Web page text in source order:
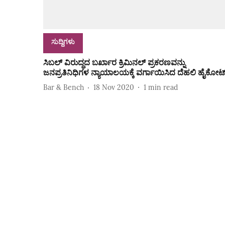
ಸುದ್ದಿಗಳು
ಸಿಬಲ್ ವಿರುದ್ಧದ ಬರ್ಖಾರ ಕ್ರಿಮಿನಲ್‌ ಪ್ರಕರಣವನ್ನು
ಜನಪ್ರತಿನಿಧಿಗಳ ನ್ಯಾಯಾಲಯಕ್ಕೆ ವರ್ಗಾಯಿಸಿದ ದೆಹಲಿ
Bar & Bench 18 Nov 2020 1 min read